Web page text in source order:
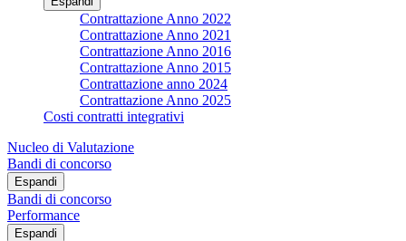
Contrattazione Anno 2022
Contrattazione Anno 2021
Contrattazione Anno 2016
Contrattazione Anno 2015
Contrattazione anno 2024
Contrattazione Anno 2025
Costi contratti integrativi
Nucleo di Valutazione
Bandi di concorso
Espandi
Bandi di concorso
Performance
Espandi